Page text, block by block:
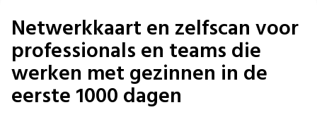
Netwerkkaart en zelfscan voor
professionals en teams die
werken met gezinnen in de
eerste 1000 dagen